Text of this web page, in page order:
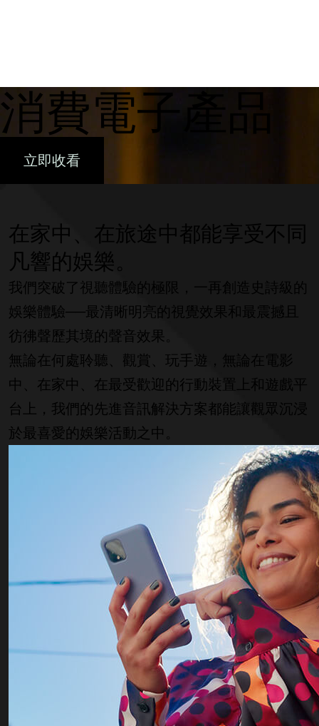
消費電子產品
立即收看
在家中、在旅途中都能享受不同
凡響的娛樂。
我們突破了視聽體驗的極限，一再創造史詩級的
娛樂體驗──最清晰明亮的視覺效果和最震撼且
彷彿聲歷其境的聲音效果。
無論在何處聆聽、觀賞、玩手遊，無論在電影
中、在家中、在最受歡迎的行動裝置上和遊戲平
台上，我們的先進音訊解決方案都能讓觀眾沉浸
於最喜愛的娛樂活動之中。